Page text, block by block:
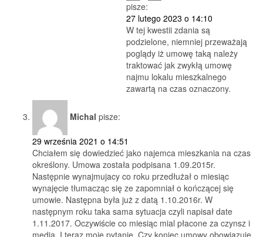
pisze:
27 lutego 2023 o 14:10
W tej kwestii zdania są
podzielone, niemniej przeważają
poglądy iż umowę taką należy
traktować jak zwykłą umowę
najmu lokalu mieszkalnego
zawartą na czas oznaczony.
Michal pisze:
29 września 2021 o 14:51
Chciałem się dowiedzieć jako najemca mieszkania na czas
określony. Umowa została podpisana 1.09.2015r.
Następnie wynajmujacy co roku przedłużał o miesiąc
wynajęcie tłumacząc się ze zapomniał o kończącej się
umowie. Następna była już z datą 1.10.2016r. W
następnym roku taka sama sytuacja czyli napisał date
1.11.2017. Oczywiście co miesiąc mial płacone za czynsz i
media. I teraz moje pytanie. Czy koniec umowy obowiązuje